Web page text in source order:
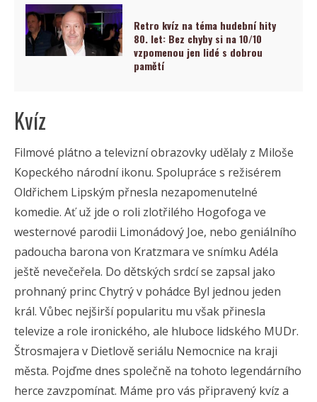
Retro kvíz na téma hudební hity
80. let: Bez chyby si na 10/10
vzpomenou jen lidé s dobrou
pamětí
Kvíz
Filmové plátno a televizní obrazovky udělaly z Miloše
Kopeckého národní ikonu. Spolupráce s režisérem
Oldřichem Lipským přnesla nezapomenutelné
komedie. Ať už jde o roli zlotřilého Hogofoga ve
westernové parodii Limonádový Joe, nebo geniálního
padoucha barona von Kratzmara ve snímku Adéla
ještě nevečeřela. Do dětských srdcí se zapsal jako
prohnaný princ Chytrý v pohádce Byl jednou jeden
král. Vůbec nejširší popularitu mu však přinesla
televize a role ironického, ale hluboce lidského MUDr.
Štrosmajera v Dietlově seriálu Nemocnice na kraji
města. Pojďme dnes společně na tohoto legendárního
herce zavzpomínat. Máme pro vás připravený kvíz a